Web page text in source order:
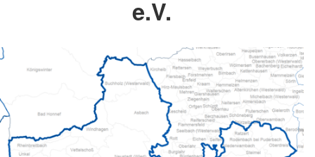
e.V.